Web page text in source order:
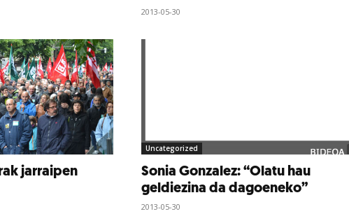
2013-05-30
jarraipen
Uncategorized
Sonia Gonzalez: “Olatu hau
geldiezina da dagoeneko”
2013-05-30